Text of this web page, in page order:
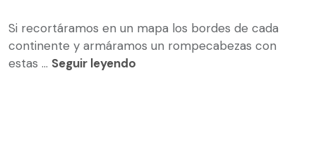
Si recortáramos en un mapa los bordes de cada
continente y armáramos un rompecabezas con
estas ... Seguir leyendo